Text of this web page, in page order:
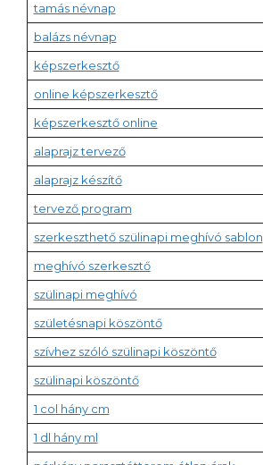
tamás névnap
balázs névnap
képszerkesztő
online képszerkesztő
képszerkesztő online
alaprajz tervező
alaprajz készítő
tervező program
szerkeszthető szülinapi meghívó sablon
meghívó szerkesztő
szülinapi meghívó
születésnapi köszöntő
szívhez szóló szülinapi köszöntő
szülinapi köszöntő
1 col hány cm
1 dl hány ml